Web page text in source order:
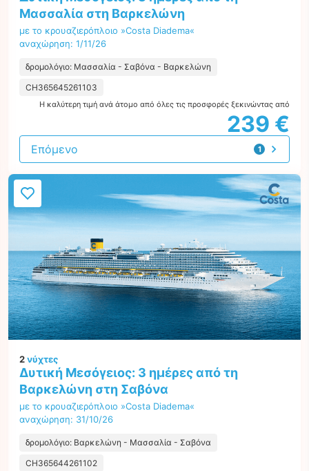
Μασσαλία στη Βαρκελώνη
με το κρουαζιερόπλοιο »Costa Diadema«
αναχώρηση: 1/11/26
δρομολόγιο: Μασσαλία - Σαβόνα - Βαρκελώνη
CH365645261103
Η καλύτερη τιμή ανά άτομο από όλες τις προσφορές ξεκινώντας από
239 €
1
προσφορά
Επόμενο
2νύχτες
Δυτική Μεσόγειος: 3 ημέρες από τη
Βαρκελώνη στη Σαβόνα
με το κρουαζιερόπλοιο »Costa Diadema«
αναχώρηση: 31/10/26
δρομολόγιο: Βαρκελώνη - Μασσαλία - Σαβόνα
CH365644261102